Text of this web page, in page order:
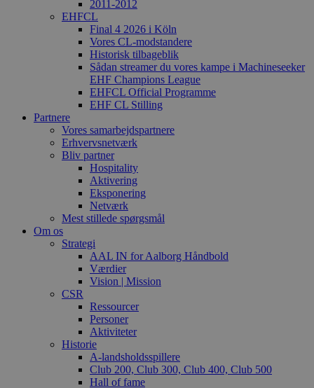
2011-2012
EHFCL
Final 4 2026 i Köln
Vores CL-modstandere
Historisk tilbageblik
Sådan streamer du vores kampe i Machineseeker
EHF Champions League
EHFCL Official Programme
EHF CL Stilling
Partnere
Vores samarbejdspartnere
Erhvervsnetværk
Bliv partner
Hospitality
Aktivering
Eksponering
Netværk
Mest stillede spørgsmål
Om os
Strategi
AAL IN for Aalborg Håndbold
Værdier
Vision | Mission
CSR
Ressourcer
Personer
Aktiviteter
Historie
A-landsholdsspillere
Club 200, Club 300, Club 400, Club 500
Hall of fame